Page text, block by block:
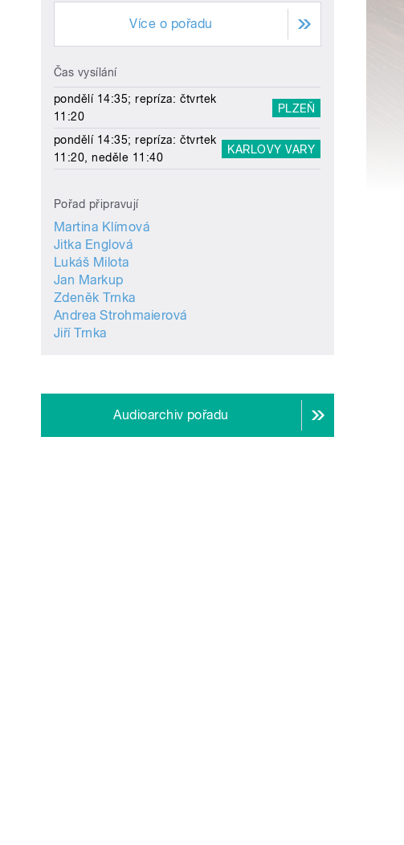
Více o pořadu
Čas vysílání
pondělí 14:35; repríza: čtvrtek
11:20
PLZEŇ
pondělí 14:35; repríza: čtvrtek
11:20, neděle 11:40
KARLOVY VARY
Pořad připravují
Martina Klímová
Jitka Englová
Lukáš Milota
Jan Markup
Zdeněk Trnka
Andrea Strohmaierová
Jiří Trnka
Audioarchiv pořadu